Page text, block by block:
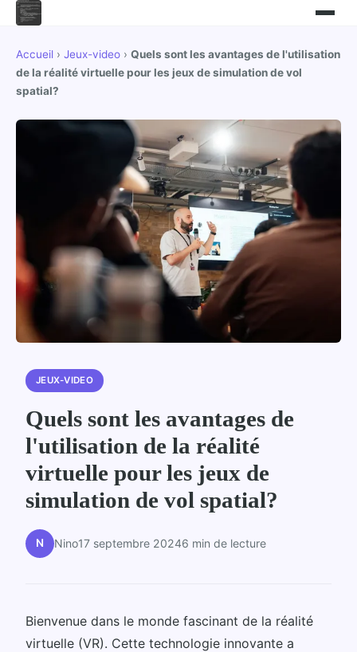
Accueil › Jeux-video › Quels sont les avantages de l'utilisation
de la réalité virtuelle pour les jeux de simulation de vol
spatial?
JEUX-VIDEO
Quels sont les avantages de
l'utilisation de la réalité
virtuelle pour les jeux de
simulation de vol spatial?
N Nino17 septembre 20246 min de lecture
Bienvenue dans le monde fascinant de la réalité
virtuelle (VR). Cette technologie innovante a